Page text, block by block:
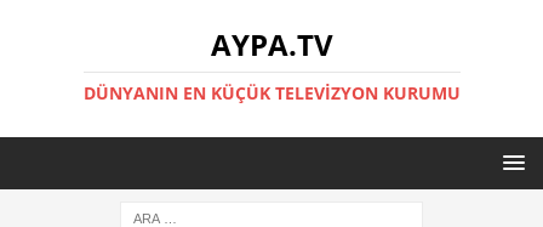
AYPA.TV
DÜNYANIN EN KÜÇÜK TELEVIZYON KURUMU